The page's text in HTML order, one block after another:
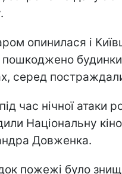
опинилася і
пошкоджено будинки
серед
час нічної атаки
Національну
Довженка.
пожежі було